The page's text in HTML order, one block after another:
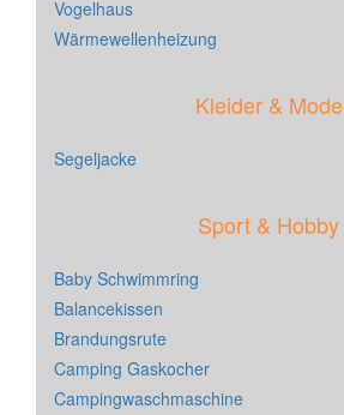
Vogelhaus
Wärmewellenheizung
Kleider & Mode
Segeljacke
Sport & Hobby
Baby Schwimmring
Balancekissen
Brandungsrute
Camping Gaskocher
Campingwaschmaschine